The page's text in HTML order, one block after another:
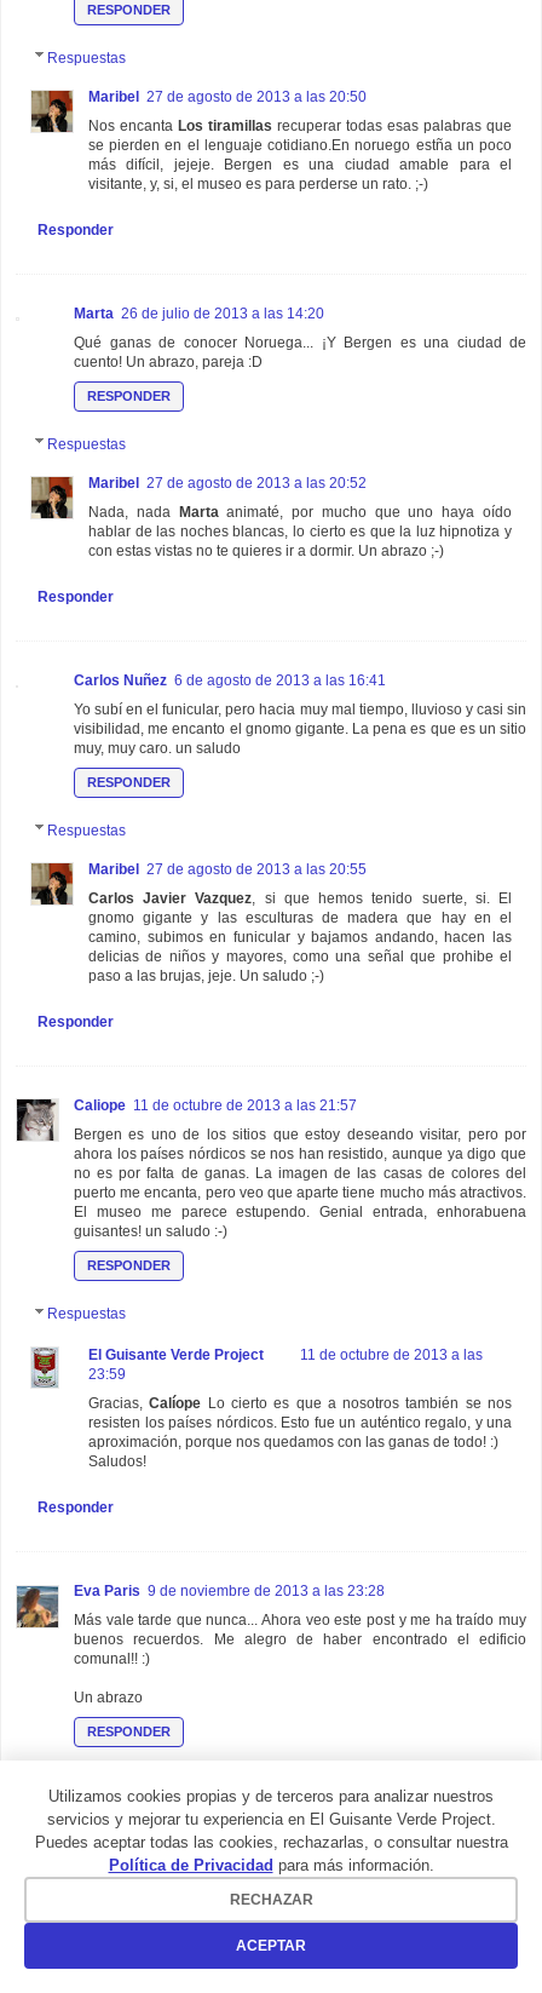
RESPONDER
Respuestas
Maribel 27 de agosto de 2013 a las 20:50
Nos encanta Los tiramillas recuperar todas esas palabras que
se pierden en el lenguaje cotidiano.En noruego estña un poco
más difícil, jejeje. Bergen es una ciudad amable para el
visitante, y, si, el museo es para perderse un rato. ;-)
Responder
Marta 26 de julio de 2013 a las 14:20
Qué ganas de conocer Noruega... ¡Y Bergen es una ciudad de
cuento! Un abrazo, pareja :D
RESPONDER
Respuestas
Maribel 27 de agosto de 2013 a las 20:52
Nada, nada Martaanimaté, por mucho que uno haya oído
hablar de las noches blancas, lo cierto es que la luz hipnotiza y
con estas vistas no te quieres ir a dormir. Un abrazo ;-)
Responder
Carlos Nuñez 6 de agosto de 2013 a las 16:41
Yo subí en el funicular, pero hacia muy mal tiempo, lluvioso y casi sin
visibilidad, me encanto el gnomo gigante. La pena es que es un sitio
muy, muy caro. un saludo
RESPONDER
Respuestas
Maribel
27 de agosto de 2013 a las 20:55
Carlos Javier Vazquez, si que hemos tenido suerte, si. El
gnomo gigante y las esculturas de madera que hay en el
camino, subimos en funicular y bajamos andando, hacen las
delicias de niños y mayores, como una señal que prohibe el
paso a las brujas, jeje. Un saludo ;-)
Responder
Caliope 11 de octubre de 2013 a las 21:57
Bergen es uno de los sitios que estoy deseando visitar, pero por
ahora los países nórdicos se nos han resistido, aunque ya digo que
no es por falta de ganas. La imagen de las casas de colores del
puerto me encanta, pero veo que aparte tiene mucho más atractivos.
El museo me parece estupendo. Genial entrada, enhorabuena
guisantes! un saludo :-)
RESPONDER
Respuestas
El Guisante Verde Project
11 de octubre de 2013 a las
23:59
Gracias,Calíope Lo cierto es que a nosotros también se nos
resisten los países nórdicos. Esto fue un auténtico regalo, y una
aproximación, porque nos quedamos con las ganas de todo! :)
Saludos!
Responder
Eva Paris 9 de noviembre de 2013 a las 23:28
Más vale tarde que nunca... Ahora veo este post y me ha traído muy
buenos recuerdos. Me alegro de haber encontrado el edificio
comunal!! :)
Un abrazo
RESPONDER
El Guisante Verde Project
11 de noviembre de 2013 a las
21:20
Eva Parislos buenos recuerdos no caducan, jejeje. Un abrazo
Utilizamos cookies propias y de terceros para analizar nuestros
servicios y mejorar tu experiencia en El Guisante Verde Project.
Puedes aceptar todas las cookies, rechazarlas, o consultar nuestra
Política de Privacidad para más información.
RECHAZAR
ACEPTAR